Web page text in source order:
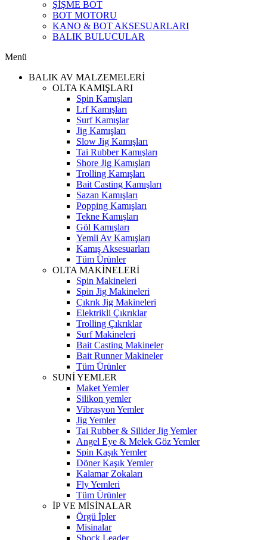
ŞİŞME BOT
BOT MOTORU
KANO & BOT AKSESUARLARI
BALIK BULUCULAR
Menü
BALIK AV MALZEMELERİ
OLTA KAMIŞLARI
Spin Kamışları
Lrf Kamışları
Surf Kamışlar
Jig Kamışları
Slow Jig Kamışları
Tai Rubber Kamışları
Shore Jig Kamışları
Trolling Kamışları
Bait Casting Kamışları
Sazan Kamışları
Popping Kamışları
Tekne Kamışları
Göl Kamışları
Yemli Av Kamışları
Kamış Aksesuarları
Tüm Ürünler
OLTA MAKİNELERİ
Spin Makineleri
Spin Jig Makineleri
Çıkrık Jig Makineleri
Elektrikli Çıkrıklar
Trolling Çıkrıklar
Surf Makineleri
Bait Casting Makineler
Bait Runner Makineler
Tüm Ürünler
SUNİ YEMLER
Maket Yemler
Silikon yemler
Vibrasyon Yemler
Jig Yemler
Tai Rubber & Silider Jig Yemler
Angel Eye & Melek Göz Yemler
Spin Kaşık Yemler
Döner Kaşık Yemler
Kalamar Zokaları
Fly Yemleri
Tüm Ürünler
İP VE MİSİNALAR
Örgü İpler
Misinalar
Shock Leader